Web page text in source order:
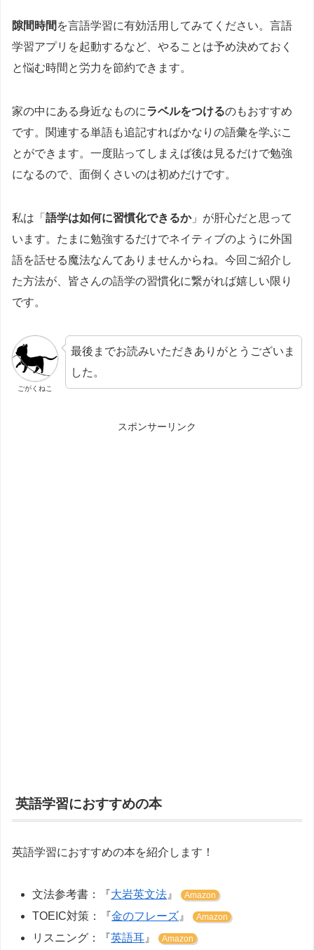
隙間時間 を言語学習に有効活用してみてください。言語
学習アプリを起動するなど、やることは予め決めておく
と悩む時間と労力を節約できます。
家の中にある身近なものにラベルをつけるのもおすすめ
です。関連する単語も追記すればかなりの語彙を学ぶこ
とができます。一度貼ってしまえば後は見るだけで勉強
になるので、面倒くさいのは初めだけです。
私は「 語学は如何に習慣化できるか」が肝心だと思って
います。たまに勉強するだけでネイティブのように外国
語を話せる魔法なんてありませんからね。今回ご紹介し
た方法が、皆さんの語学の習慣化に繋がれば嬉しい限り
です。
ごがくねこ
最後までお読みいただきありがとうございま
した。
スポンサーリンク
英語学習におすすめの本
英語学習におすすめの本を紹介します！
文法参考書：『大岩英文法 』 Amazon
TOEIC対策：『金のフレーズ 』 Amazon
リスニング：『英語耳 』 Amazon